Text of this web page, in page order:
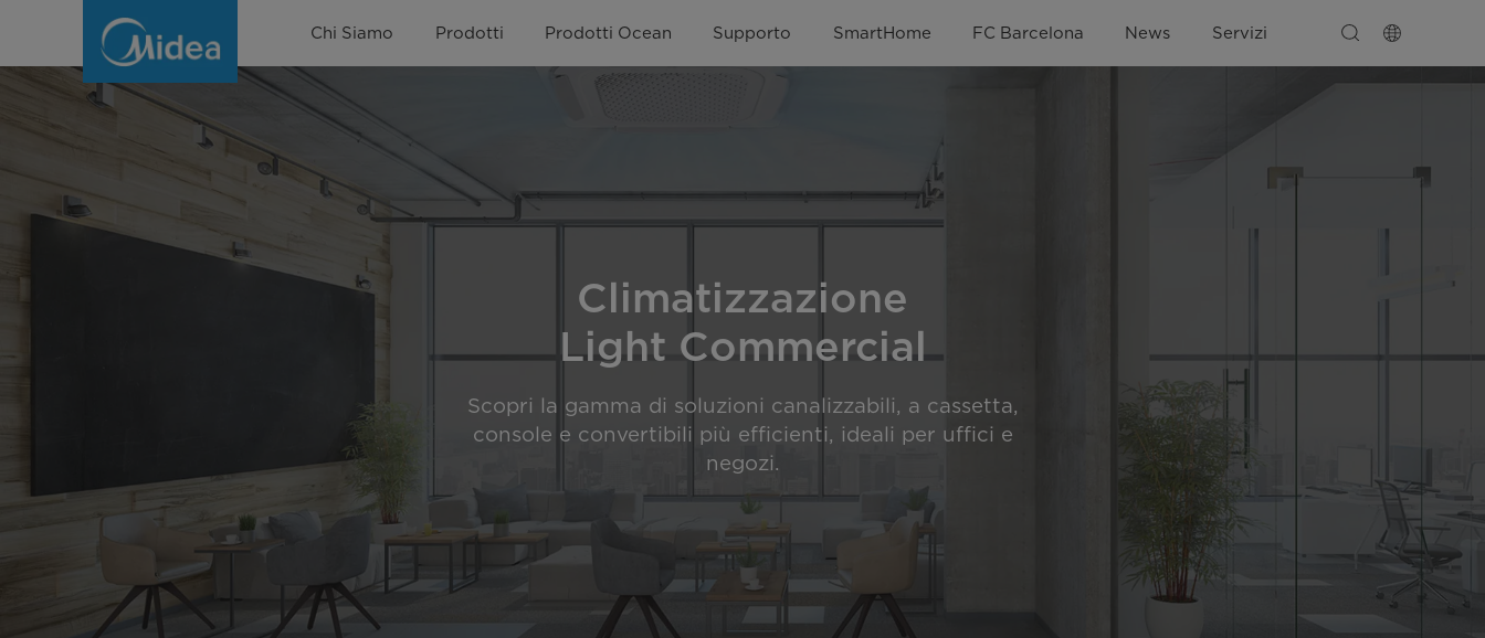
Climatizzazione
Light
Commercial
Chi Siamo Prodotti Prodotti Ocean Supporto SmartHome FC Barcelona News Servizi
Climatizzazione
Light Commercial
Scopri la gamma di soluzioni canalizzabili, a cassetta,
console e convertibili più efficienti, ideali per uffici e
negozi.